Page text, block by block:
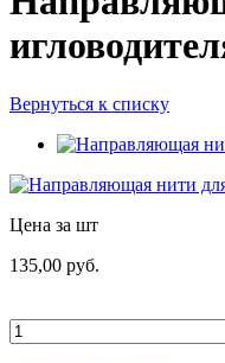
Вернуться к списку
Цена за шт
135,00 руб.